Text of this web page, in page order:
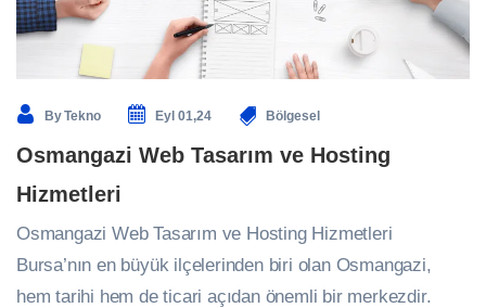
ByTekno Eyl 01,24 Bölgesel
Osmangazi Web Tasarım ve Hosting
Hizmetleri
Osmangazi Web Tasarım ve Hosting Hizmetleri
Bursa’nın en büyük ilçelerinden biri olan Osmangazi,
hem tarihi hem de ticari açıdan önemli bir merkezdir.